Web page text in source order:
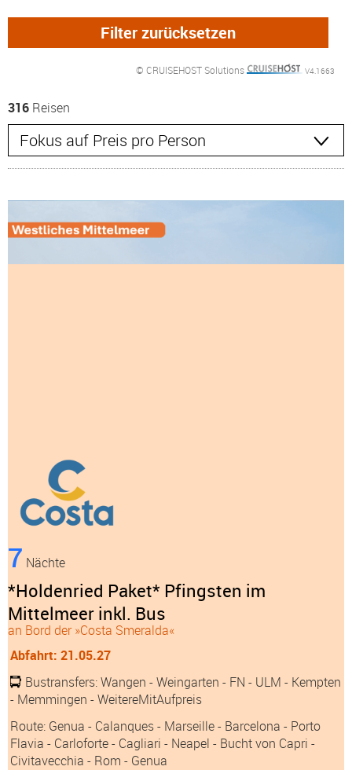
© CRUISEHOST Solutions V4.1663
316 Reisen
7 Nächte
*Holdenried Paket* Pfingsten im
Mittelmeer inkl. Bus
an Bord der »Costa Smeralda«
Abfahrt: 21.05.27
Bustransfers:Wangen - Weingarten - FN - ULM - Kempten
- Memmingen - WeitereMitAufpreis
Route: Genua - Calanques - Marseille - Barcelona - Porto
Flavia - Carloforte - Cagliari - Neapel - Bucht von Capri -
Civitavecchia - Rom - Genua